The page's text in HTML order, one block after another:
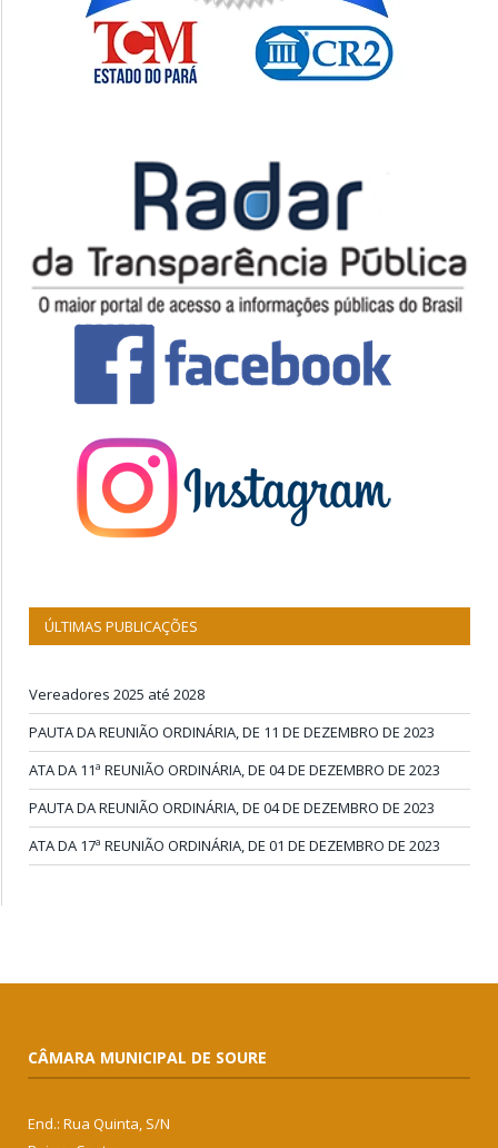
ÚLTIMAS PUBLICAÇÕES
Vereadores 2025 até 2028
PAUTA DA REUNIÃO ORDINÁRIA, DE 11 DE DEZEMBRO DE 2023
ATA DA 11ª REUNIÃO ORDINÁRIA, DE 04 DE DEZEMBRO DE 2023
PAUTA DA REUNIÃO ORDINÁRIA, DE 04 DE DEZEMBRO DE 2023
ATA DA 17ª REUNIÃO ORDINÁRIA, DE 01 DE DEZEMBRO DE 2023
CÂMARA MUNICIPAL DE SOURE
End.: Rua Quinta, S/N